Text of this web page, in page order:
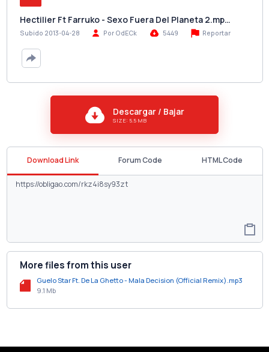
Hectilier Ft Farruko - Sexo Fuera Del Planeta 2.mp…
Subido 2013-04-28 Por OdECk 5449 Reportar
Descargar / Bajar
SIZE: 5.5 MB
Download Link Forum Code HTML Code
More files from this user
Guelo Star Ft. De La Ghetto - Mala Decision (Official Remix).mp3
9.1 Mb